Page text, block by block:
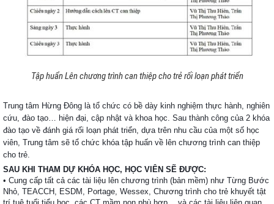
Tập huẩn Lên chương trình can thiệp cho trẻ rối loạn phát triển
Trung tâm Hừng Đông là tổ chức có bề dày kinh nghiệm thực hành, nghiên
cứu, đào tạo… hiện đại, cập nhật và khoa học. Sau thành công của 2 khóa
đào tạo về đánh giá rối loạn phát triển, dựa trên nhu cầu của một số học
viên, Trung tâm sẽ tổ chức khóa tập huấn về lên chương trình can thiệp
cho trẻ.
SAU KHI THAM DỰ KHÓA HỌC, HỌC VIÊN SẼ ĐƯỢC:
• Cung cấp tất cả các tài liệu lên chương trình (bản mềm) như Từng Bước
Nhỏ, TEACCH, ESDM, Portage, Wessex, Chương trình cho trẻ khuyết tật